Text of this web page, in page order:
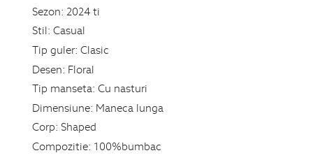
Sezon: 2024 ti
Stil: Casual
Tip guler: Clasic
Desen: Floral
Tip manseta: Cu nasturi
Dimensiune: Maneca lunga
Corp: Shaped
Compozitie: 100%bumbac